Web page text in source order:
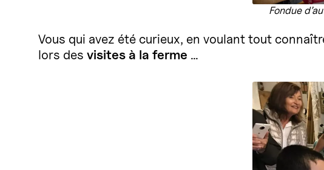
Fondue
Vous qui avez été curieux, en voulant tout
lors des visites à la ferme …